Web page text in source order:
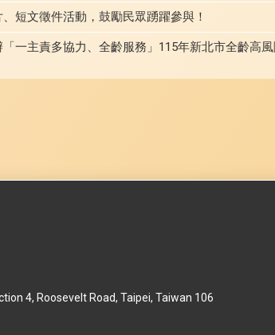
短文徵件活動，鼓勵民眾踴躍參與！
一主責多協力、全齡服務」115年新北市全齡高
4, Roosevelt Road, Taipei, Taiwan 106